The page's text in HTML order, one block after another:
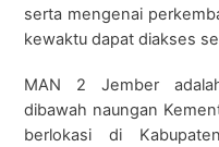
serta mengenai
kewaktu dapat diakses
MAN 2 Jember
dibawah naungan
berlokasi di